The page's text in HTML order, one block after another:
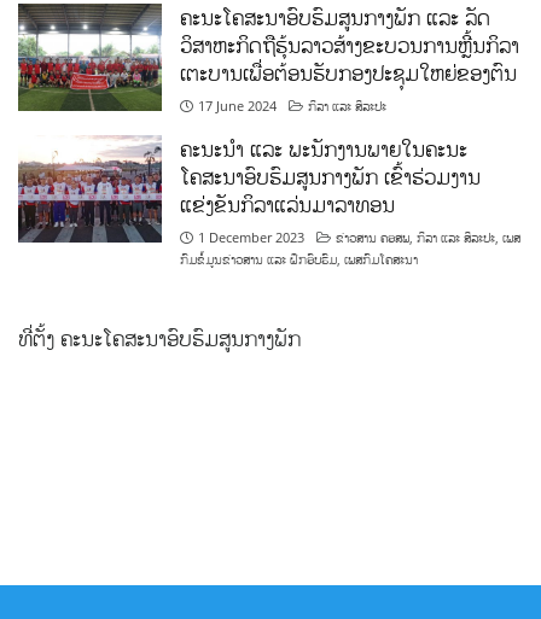
ຄະນະໂຄສະນາອົບຮົມສູນກາງພັກ ແລະ ລັດ
ວິສາຫະກິດຖືຮຸ້ນລາວສ້າງຂະບວນການຫຼີ້ນກິລາ
ເຕະບານເພື່ອຕ້ອນຮັບກອງປະຊຸມໃຫຍ່ຂອງຕົນ
17 June 2024 ກິລາ ແລະ ສິລະປະ
ຄະນະນຳ ແລະ ພະນັກງານພາຍໃນຄະນະ
ໂຄສະນາອົບຮົມສູນກາງພັກ ເຂົ້າຮ່ວມງານ
ແຂ່ງຂັນກິລາແລ່ນມາລາທອນ
1 December 2023 ຂ່າວສານ ຄອສພ ,ກິລາ ແລະ ສິລະປະ ,ເພສ
ກົມຂໍ້ມູນຂ່າວສານ ແລະ ຝຶກອົບຮົມ ,ເພສກົມໂຄສະນາ
ທີ່ຕັ້ງ ຄະນະໂຄສະນາອົບຮົມສູນກາງພັກ